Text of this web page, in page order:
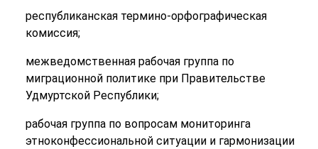
республиканская термино-орфографическая
комиссия;
межведомственная рабочая группа по
миграционной политике при Правительстве
Удмуртской Республики;
рабочая группа по вопросам мониторинга
этноконфессиональной ситуации и гармонизации